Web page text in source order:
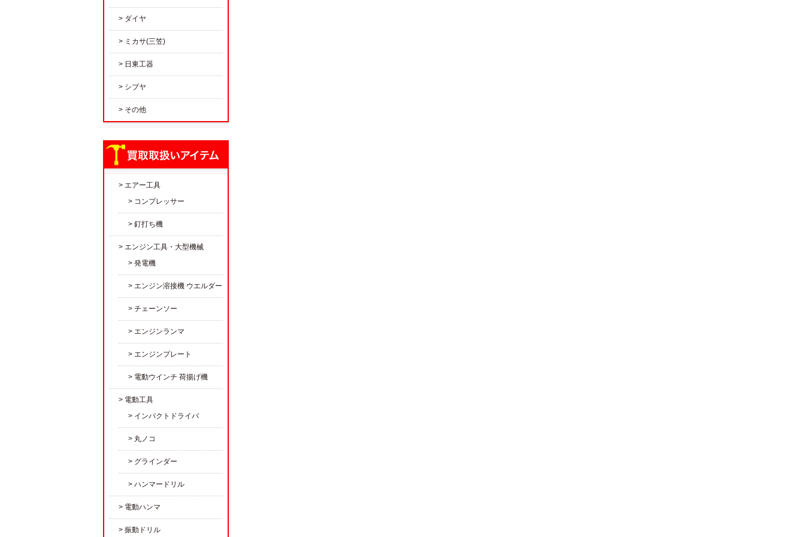
ダイヤ
ミカサ(三笠)
日東工器
シブヤ
その他
エアー工具
コンプレッサー
釘打ち機
エンジン工具・大型機械
発電機
エンジン溶接機 ウエルダー
チェーンソー
エンジンランマ
エンジンプレート
電動ウインチ 荷揚げ機
電動工具
インパクトドライバ
丸ノコ
グラインダー
ハンマードリル
電動ハンマ
振動ドリル